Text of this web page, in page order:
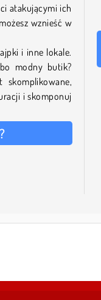
atakującymi ich
wznieść w
i inne lokale.
modny butik?
i skomponuj